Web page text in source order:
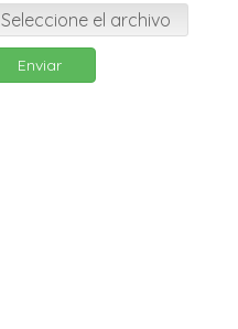
Seleccione el archivo
Enviar